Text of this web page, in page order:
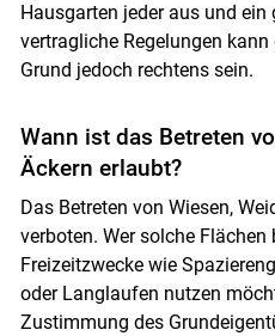
Hausgarten jeder aus und
vertragliche Regelungen
Grund jedoch rechtens sein.
Wann ist das Betreten
Äckern erlaubt?
Das Betreten von Wiesen,
verboten. Wer solche Flächen
Freizeitzwecke wie
oder Langlaufen nutzen
Zustimmung des